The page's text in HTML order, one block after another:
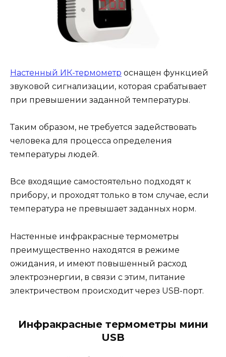
Настенный ИК-термометр оснащен функцией
звуковой сигнализации, которая срабатывает
при превышении заданной температуры.
Таким образом, не требуется задействовать
человека для процесса определения
температуры людей.
Все входящие самостоятельно подходят к
прибору, и проходят только в том случае, если
температура не превышает заданных норм.
Настенные инфракрасные термометры
преимущественно находятся в режиме
ожидания, и имеют повышенный расход
электроэнергии, в связи с этим, питание
электричеством происходит через USB-порт.
Инфракрасные термометры мини
USB